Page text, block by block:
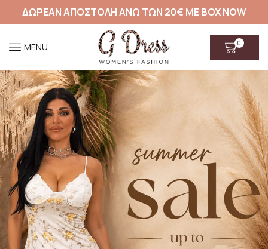
ΔΩΡΕΑΝ ΑΠΟΣΤΟΛΗ ΑΝΩ ΤΩΝ 20€ ΜΕ BOX NOW
MENU 0